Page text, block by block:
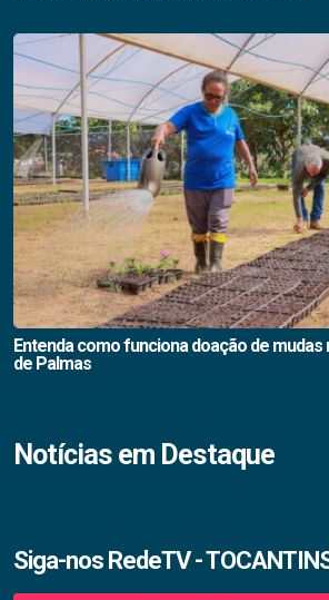
Entenda como funciona doação de mudas
de Palmas
Notícias em Destaque
Siga-nos RedeTV -